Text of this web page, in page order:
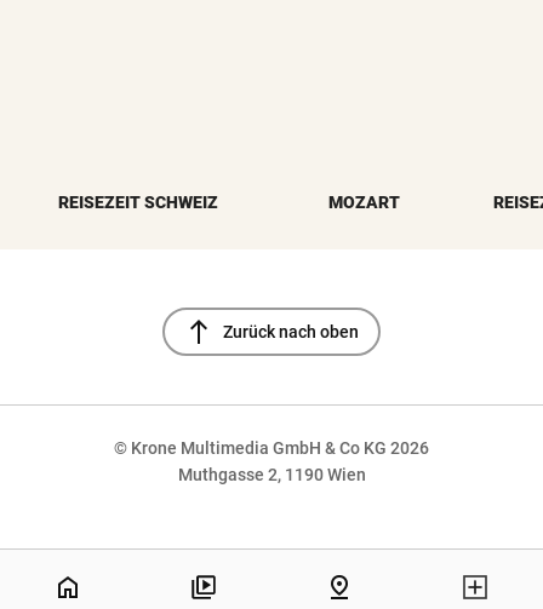
REISEZEIT SCHWEIZ MOZART
north Zurück nach oben
© Krone Multimedia GmbH & Co KG 2026
Muthgasse 2, 1190 Wien
home pin_drop
NaN%